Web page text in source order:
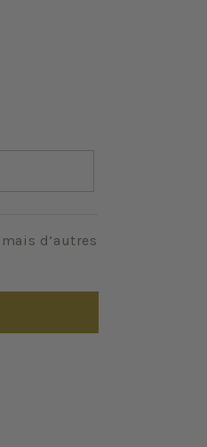
d’autres